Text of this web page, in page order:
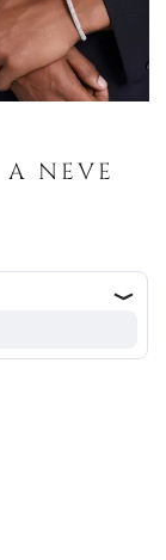
NEVE